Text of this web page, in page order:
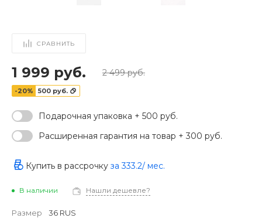
СРАВНИТЬ
1 999 руб. 2 499 руб.
-20% 500 руб.
Подарочная упаковка + 500 руб.
Расширенная гарантия на товар + 300 руб.
Купить в рассрочку за333.2/ мес.
В наличии Нашли дешевле?
Размер 36 RUS